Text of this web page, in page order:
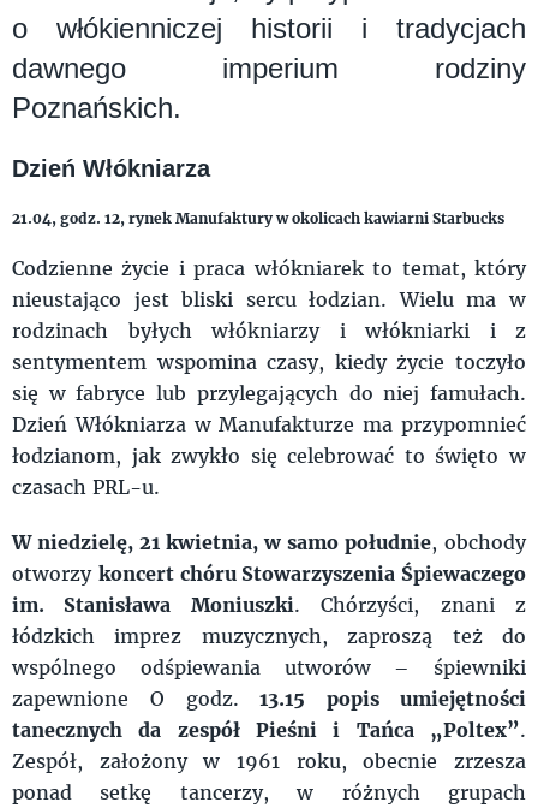
o włókienniczej historii i tradycjach
dawnego imperium rodziny
Poznańskich.
Dzień Włókniarza
21.04, godz. 12, rynek Manufaktury w okolicach kawiarni Starbucks
Codzienne życie i praca włókniarek to temat, który
nieustająco jest bliski sercu łodzian. Wielu ma w
rodzinach byłych włókniarzy i włókniarki i z
sentymentem wspomina czasy, kiedy życie toczyło
się w fabryce lub przylegających do niej famułach.
Dzień Włókniarza w Manufakturze ma przypomnieć
łodzianom, jak zwykło się celebrować to święto w
czasach PRL-u.
W niedzielę, 21 kwietnia, w samo południe, obchody
otworzy koncert chóru Stowarzyszenia Śpiewaczego
im. Stanisława Moniuszki. Chórzyści, znani z
łódzkich imprez muzycznych, zaproszą też do
wspólnego odśpiewania utworów – śpiewniki
zapewnione O godz.13.15
popis umiejętności
tanecznych da zespół Pieśni i Tańca „Poltex”.
Zespół, założony w 1961 roku, obecnie zrzesza
ponad setkę tancerzy, w różnych grupach